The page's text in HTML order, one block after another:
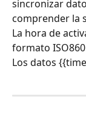
sincronizar
comprender la
La hora de
formato
Los datos